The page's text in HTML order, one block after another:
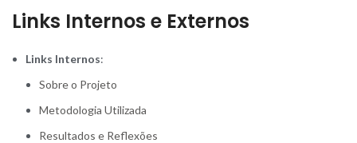
Links Internos e Externos
Links Internos:
Sobre o Projeto
Metodologia Utilizada
Resultados e Reflexões